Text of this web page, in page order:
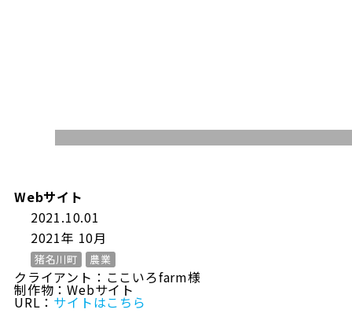
Webサイト
2021.10.01
2021年 10月
猪名川町 農業
クライアント：ここいろfarm様
制作物：Webサイト
URL：サイトはこちら